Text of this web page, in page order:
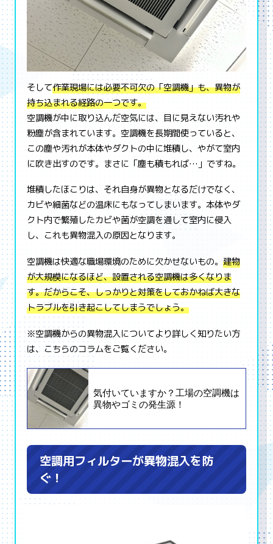
そして作業現場には必要不可欠の「空調機」も、異物が
持ち込まれる経路の一つです。
空調機が中に取り込んだ空気には、目に見えない汚れや
粉塵が含まれています。空調機を長期間使っていると、
この塵や汚れが本体やダクトの中に堆積し、やがて室内
に吹き出すのです。まさに「塵も積もれば…」ですね。
堆積したほこりは、それ自身が異物となるだけでなく、
カビや細菌などの温床にもなってしまいます。本体やダ
クト内で繁殖したカビや菌が空調を通して室内に侵入
し、これも異物混入の原因となります。
空調機は快適な職場環境のために欠かせないもの。 建物
が大規模になるほど、設置される空調機は多くなりま
す。だからこそ、しっかりと対策をしておかねば大きな
トラブルを引き起こしてしまうでしょう。
※空調機からの異物混入についてより詳しく知りたい方
は、こちらのコラムをご覧ください。
空調用フィルターが異物混入を防
ぐ！